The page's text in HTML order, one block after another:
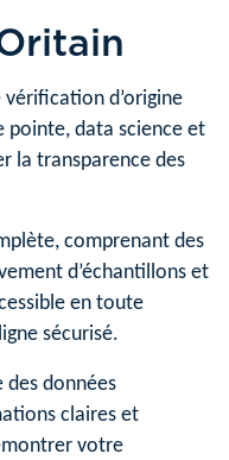
d’origine
pointe, data science et
la transparence des
comprenant des
d’échantillons et
en toute
sécurisé.
données
claires et
votre